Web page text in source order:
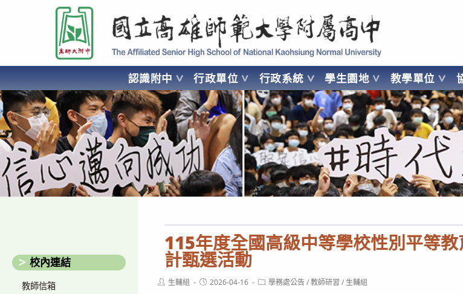
要
容
國立高雄師範大學附屬高級中學 Affiliated Senior High School of National Kaohsiung Normal University
認識附中 行政單位 行政系統 學生園地 教學單位
AFFILIATED SENIOR HIGH SCHOOL OF NATIONAL KAOHSIUNG NORMAL UNIVERSITY
115年度全國高級中等學校性別平等
計甄選活動
Post生輔組
Post2026-04-16
Post學務處公告 / 教師研習 / 生輔組
校內連結
教師信箱